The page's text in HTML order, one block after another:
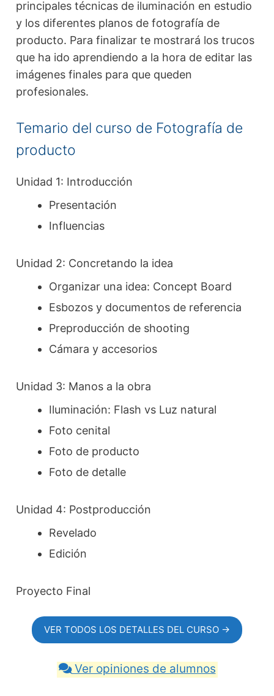
principales técnicas de iluminación en estudio
y los diferentes planos de fotografía de
producto. Para finalizar te mostrará los trucos
que ha ido aprendiendo a la hora de editar las
imágenes finales para que queden
profesionales.
Temario del curso de Fotografía de
producto
Unidad 1: Introducción
Presentación
Influencias
Unidad 2: Concretando la idea
Organizar una idea: Concept Board
Esbozos y documentos de referencia
Preproducción de shooting
Cámara y accesorios
Unidad 3: Manos a la obra
Iluminación: Flash vs Luz natural
Foto cenital
Foto de producto
Foto de detalle
Unidad 4: Postproducción
Revelado
Edición
Proyecto Final
VER TODOS LOS DETALLES DEL CURSO →
Ver opiniones de alumnos